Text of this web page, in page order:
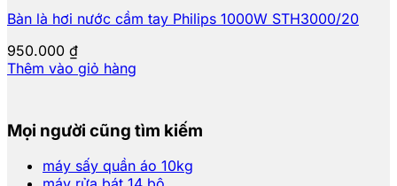
Bàn là hơi nước cầm tay Philips 1000W STH3000/20
950.000 ₫
Thêm vào giỏ hàng
Mọi người cũng tìm kiếm
máy sấy quần áo 10kg